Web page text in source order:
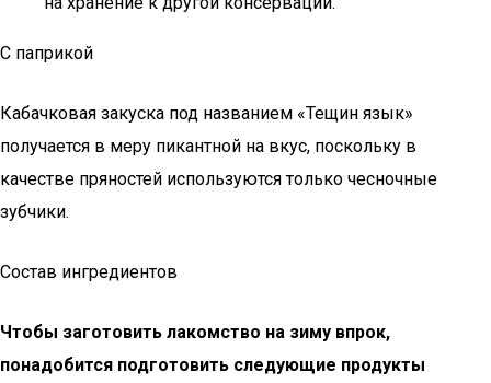
С паприкой
Кабачковая закуска под названием «Тещин язык»
получается в меру пикантной на вкус, поскольку в
качестве пряностей используются только чесночные
зубчики.
Состав ингредиентов
Чтобы заготовить лакомство на зиму впрок,
понадобится подготовить следующие продукты